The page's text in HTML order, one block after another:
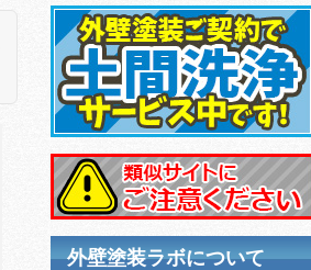
外壁塗装ラボについて